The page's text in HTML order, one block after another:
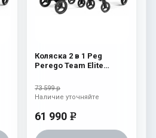
Коляска 2 в 1 Peg
Perego Team Elite
73 599 р
61 990 e
Наличие уточняйте